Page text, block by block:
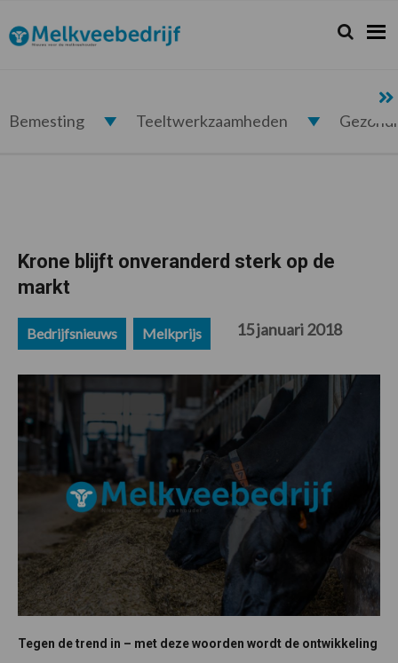
de
hoofdnavigatie
de
hoofd
de
eerste
de
voettekst
Melkveebedrijf.nl Zoeken...
Zoek
Bemesting Teeltwerkzaamheden
Krone blijft onveranderd sterk op de
markt
Bedrijfsnieuws Melkprijs 15 januari 2018
Tegen de trend in – met deze woorden wordt de ontwikkeling